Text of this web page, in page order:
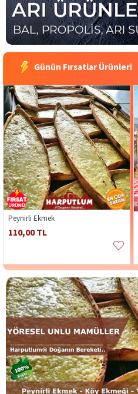
Günün Fırsatlar Ürünleri
Peynirli Ekmek
110,00 TL